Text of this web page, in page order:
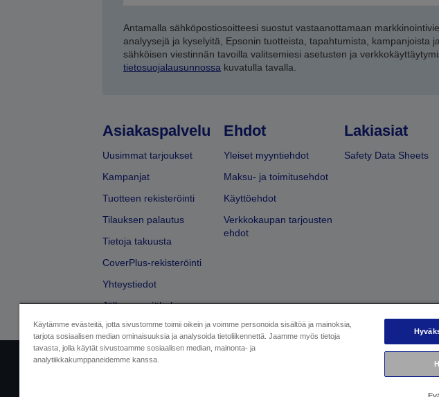
Antamalla sähköpostiosoitteesi suostut vastaanottamaan
analyysejä ja kyselyitä, Epsonin tuotteista, tapahtumista, kampanjoista
sähköisen viestinnän tavoilla valitsemiesi asetusten ja
tietosuojalausunnossa kuvatulla tavalla.
Asiakaspalvelu
Uusimmat tarjoukset
Kampanjat
Tuotteen rekisteröinti
Tilauksen palautus
Tietoja takuusta
CoverPlus-rekisteröinti
Yhteystiedot
Jälleenmyyjähaku
Ehdot
Yleiset myyntiehdot
Maksu- ja toimitusehdot
Käyttöehdot
Verkkokaupan tarjousten
ehdot
Lakiasiat
Safety Data Sheets
Yritystiedot
Käytämme evästeitä, jotta sivustomme toimii oikein ja voimme personoida sisältöä ja mainoksia,
tarjota sosiaalisen median ominaisuuksia ja analysoida tietoliikennettä. Jaamme myös tietoja
tavasta, jolla käytät sivustoamme sosiaalisen median, mainonta- ja
analytiikkakumppaneidemme kanssa.